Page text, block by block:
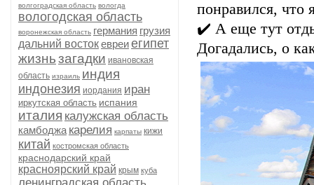
волгоградская область вологда
вологодская область
воронежская область германия грузия
дальний востокевреиегипет
жизньзагадки ивановская
область израиль индия
индонезия иордания иран
иркутская область испания
италия калужская область
камбоджа карелия карпаты кижи
китай костромская область
краснодарский край
красноярский край крым куба
понравился, что
✔️ А еще тут
Догадались, о